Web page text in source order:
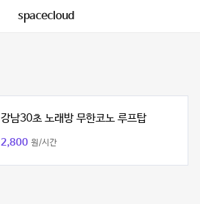
spacecloud
강남30초 노래방 무한코노 루프탑
2,800 원/시간